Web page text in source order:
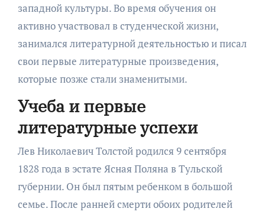
западной культуры. Во время обучения он
активно участвовал в студенческой жизни,
занимался литературной деятельностью и писал
свои первые литературные произведения,
которые позже стали знаменитыми.
Учеба и первые
литературные успехи
Лев Николаевич Толстой родился 9 сентября
1828 года в эстате Ясная Поляна в Тульской
губернии. Он был пятым ребенком в большой
семье. После ранней смерти обоих родителей